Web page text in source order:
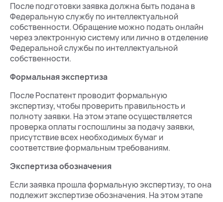
После подготовки заявка должна быть подана в
Федеральную службу по интеллектуальной
собственности. Обращение можно подать онлайн
через электронную систему или лично в отделение
Федеральной службы по интеллектуальной
собственности.
Формальная экспертиза
После Роспатент проводит формальную
экспертизу, чтобы проверить правильность и
полноту заявки. На этом этапе осуществляется
проверка оплаты госпошлины за подачу заявки,
присутствие всех необходимых бумаг и
соответствие формальным требованиям.
Экспертиза обозначения
Если заявка прошла формальную экспертизу, то она
подлежит экспертизе обозначения. На этом этапе